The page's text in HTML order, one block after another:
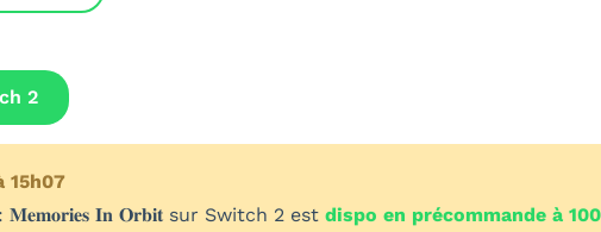
2
15h07
𝐈𝐧 𝐎𝐫𝐛𝐢𝐭 sur Switch 2 est dispo en précommande à